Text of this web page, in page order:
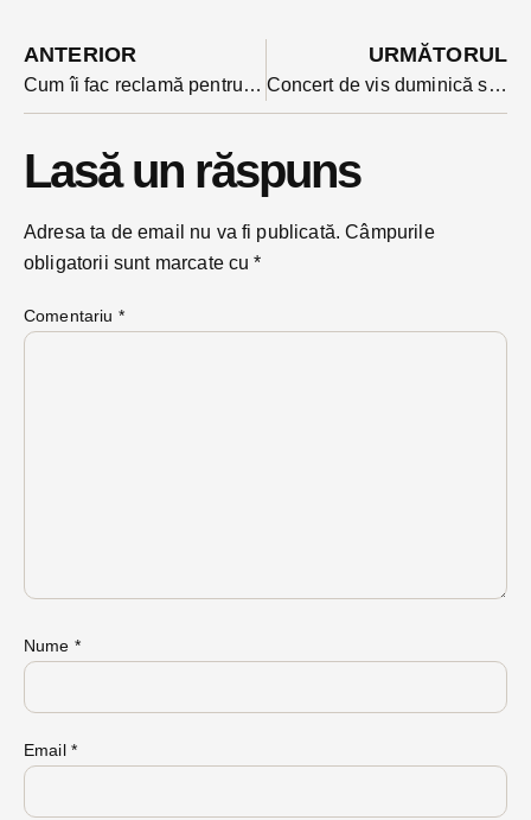
ANTERIOR
Cum îi fac reclamă pentru adopție voluntarii unei asociații germane unei pisicuțe care a vagabondat 6 ani pe străzile Bistriței?
URMĂTORUL
Concert de vis duminică seara pe Pietonal: în recital cele trei voci extraordinare ale Bistriței: Anita Hartig, Ovidiu Purcel și Ștefan Pop
Lasă un răspuns
Adresa ta de email nu va fi publicată. Câmpurile
obligatorii sunt marcate cu*
Comentariu *
Nume *
Email *